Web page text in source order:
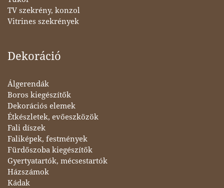
TV szekrény, konzol
Vitrines szekrények
Dekoráció
Álgerendák
Boros kiegészítők
Dekorációs elemek
Étkészletek, evőeszközök
Fali díszek
Faliképek, festmények
Fürdőszoba kiegészítők
Gyertyatartók, mécsestartók
Házszámok
Kádak